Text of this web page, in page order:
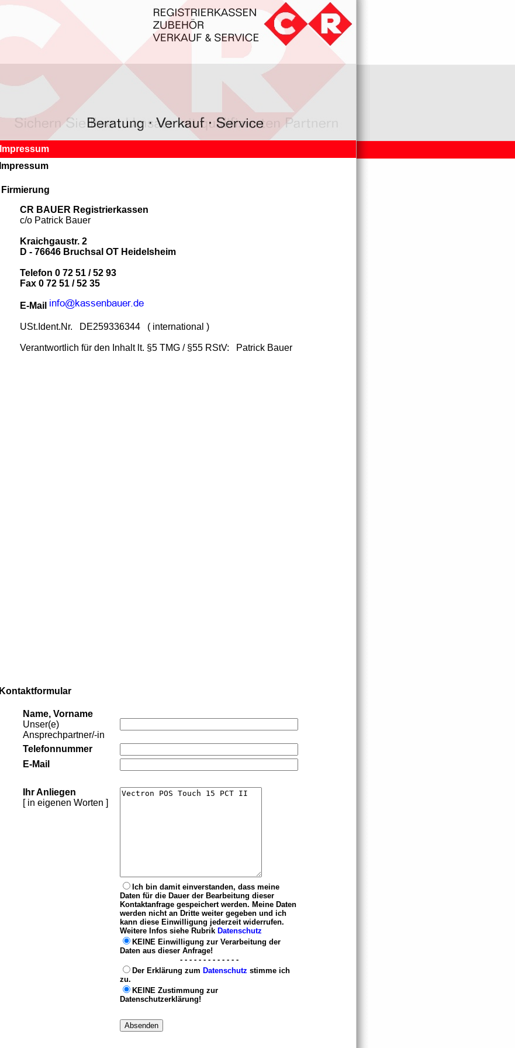
Impressum
Impressum
Firmierung
CR BAUER Registrierkassen
c/o Patrick Bauer
Kraichgaustr. 2
D - 76646 Bruchsal OT Heidelsheim
Telefon 0 72 51 / 52 93
Fax 0 72 51 / 52 35
E-Mail
USt.Ident.Nr. DE259336344 ( international )
Verantwortlich für den Inhalt lt. §5 TMG / §55 RStV: Patrick Bauer
Kontaktformular
Name, Vorname
Unser(e)
Ansprechpartner/-in
Telefonnummer
E-Mail
Ihr Anliegen
[ in eigenen Worten ]
Ich bin damit einverstanden, dass meine
Daten für die Dauer der Bearbeitung dieser
Kontaktanfrage gespeichert werden. Meine Daten
werden nicht an Dritte weiter gegeben und ich
kann diese Einwilligung jederzeit widerrufen.
Weitere Infos siehe Rubrik Datenschutz
KEINE Einwilligung zur Verarbeitung der
Daten aus dieser Anfrage!
- - - - - - - - - - - - -
Der Erklärung zum Datenschutz stimme ich
zu.
KEINE Zustimmung zur
Datenschutzerklärung!